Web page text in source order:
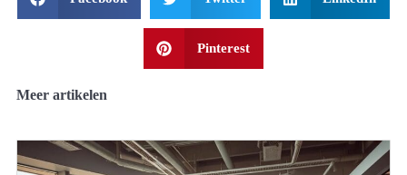
Pinterest
Meer artikelen